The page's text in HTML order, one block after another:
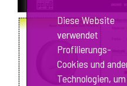
Diese Website
verwendet
Profilierungs-
Cookies und
Technologien, um